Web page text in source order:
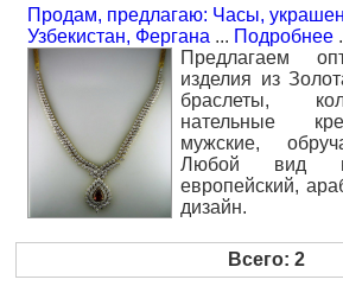
Продам, предлагаю: Часы,
Узбекистан, Фергана ... Подробнее
Предлагаем
изделия из
браслеты,
нательные
мужские,
Любой вид
европейский,
дизайн.
Всего: 2